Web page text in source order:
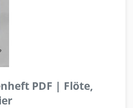
PDF | Flöte,